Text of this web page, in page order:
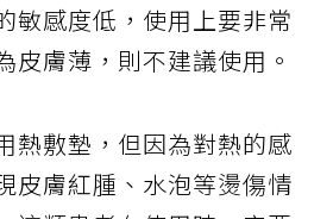
敏感度低，使用上要非常
皮膚薄，則不建議使用。
熱敷墊，但因為對熱的感
皮膚紅腫、水泡等燙傷情